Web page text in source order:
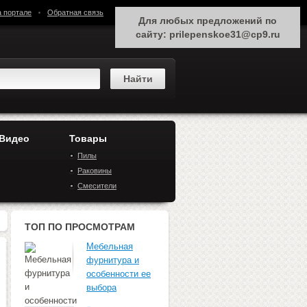
портале Обратная связь
Товары
Пилы
Раковины
Смесители
ТОП ПО ПРОСМОТРАМ
Мебельная
фурнитура и
особенности ее
выбора
Для любых предложений по
сайту: prilepenskoe31@cp9.ru